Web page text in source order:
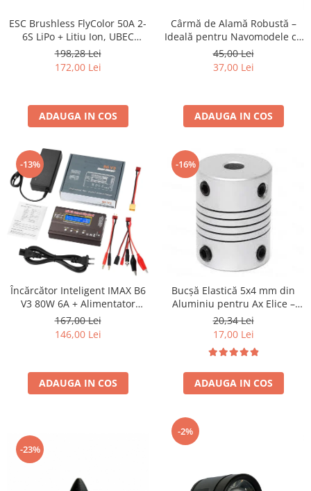
ESC Brushless FlyColor 50A 2-
6S LiPo + Litiu Ion, UBEC
Inclus – Performanță și Răcire
Eficientă pentru Bărci RC
198,28 Lei
172,00 Lei
ADAUGA IN COS
Cârmă de Alamă Robustă –
Ideală pentru Navomodele cu
Motoare Brushless și Periate
45,00 Lei
37,00 Lei
ADAUGA IN COS
-13%
Încărcător Inteligent IMAX B6
V3 80W 6A + Alimentator
SAGEM – Pachet Promoțional
pentru Acumulatori 2S-6S
LiPo, Li-Ion, LiHV, LiFe, NiMH,
AC Inclus
167,00 Lei
146,00 Lei
ADAUGA IN COS
-16%
Bucșă Elastică 5x4 mm din
Aluminiu pentru Ax Elice –
Soluție Versatilă și Durabilă
20,34 Lei
17,00 Lei
ADAUGA IN COS
-23%
-2%